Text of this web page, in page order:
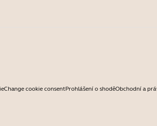
Change cookie consentProhlášení o shoděObchodní a